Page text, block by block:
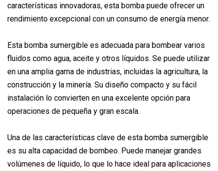
características innovadoras, esta bomba puede ofrecer un
rendimiento excepcional con un consumo de energía menor.
Esta bomba sumergible es adecuada para bombear varios
fluidos como agua, aceite y otros líquidos. Se puede utilizar
en una amplia gama de industrias, incluidas la agricultura, la
construcción y la minería. Su diseño compacto y su fácil
instalación lo convierten en una excelente opción para
operaciones de pequeña y gran escala.
Una de las características clave de esta bomba sumergible
es su alta capacidad de bombeo. Puede manejar grandes
volúmenes de líquido, lo que lo hace ideal para aplicaciones